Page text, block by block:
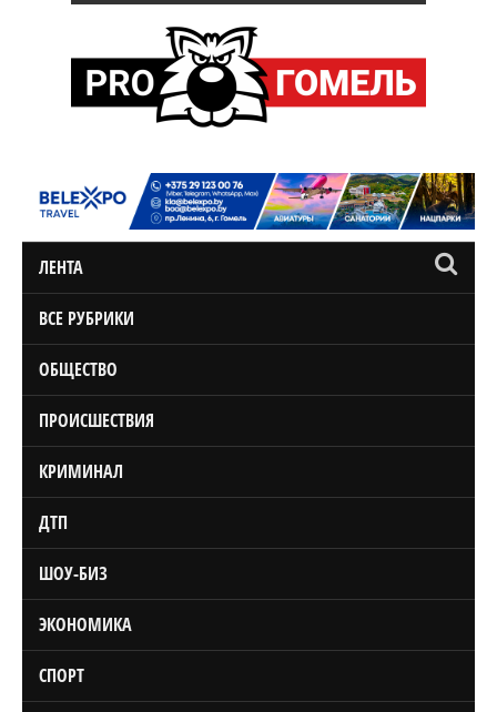
ЛЕНТА
ВСЕ РУБРИКИ
ОБЩЕСТВО
ПРОИСШЕСТВИЯ
КРИМИНАЛ
ДТП
ШОУ-БИЗ
ЭКОНОМИКА
СПОРТ